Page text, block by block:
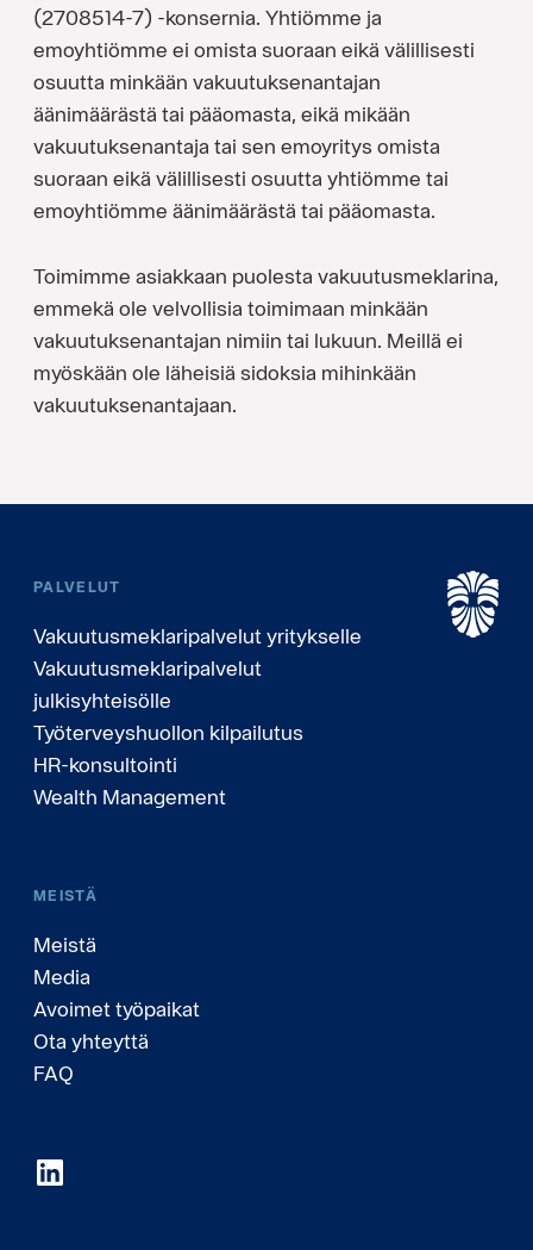
(2708514-7) -konsernia. Yhtiömme ja
emoyhtiömme ei omista suoraan eikä välillisesti
osuutta minkään vakuutuksenantajan
äänimäärästä tai pääomasta, eikä mikään
vakuutuksenantaja tai sen emoyritys omista
suoraan eikä välillisesti osuutta yhtiömme tai
emoyhtiömme äänimäärästä tai pääomasta.
Toimimme asiakkaan puolesta vakuutusmeklarina,
emmekä ole velvollisia toimimaan minkään
vakuutuksenantajan nimiin tai lukuun. Meillä ei
myöskään ole läheisiä sidoksia mihinkään
vakuutuksenantajaan.
PALVELUT
Vakuutusmeklaripalvelut yritykselle
Vakuutusmeklaripalvelut
julkisyhteisölle
Työterveyshuollon kilpailutus
HR-konsultointi
Wealth Management
MEISTÄ
Meistä
Media
Avoimet työpaikat
Ota yhteyttä
FAQ